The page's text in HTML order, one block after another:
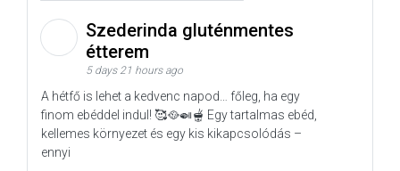
Szederinda gluténmentes
étterem
5 days 21 hours ago
A hétfő is lehet a kedvenc napod… főleg, ha egy
finom ebéddel indul! 🥰🥘🍛🫕 Egy tartalmas ebéd,
kellemes környezet és egy kis kikapcsolódás –
ennyi